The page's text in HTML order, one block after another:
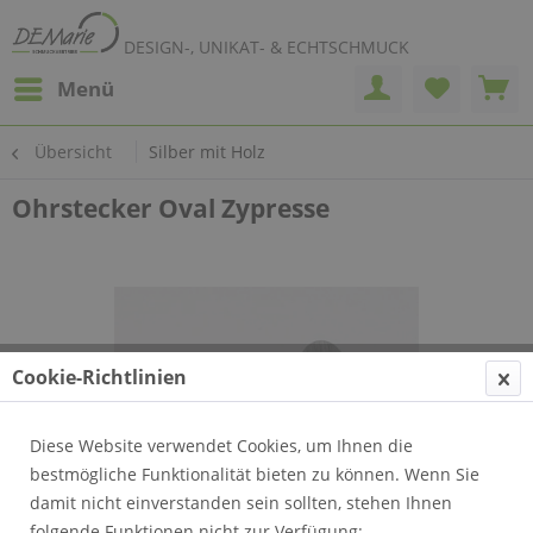
DESIGN-, UNIKAT- & ECHTSCHMUCK
Menü
Übersicht Silber mit Holz
Ohrstecker Oval Zypresse
Cookie-Richtlinien
Diese Website verwendet Cookies, um Ihnen die
bestmögliche Funktionalität bieten zu können. Wenn Sie
damit nicht einverstanden sein sollten, stehen Ihnen